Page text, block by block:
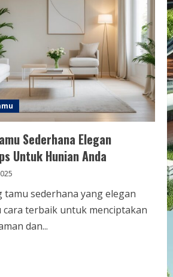
Sederhana Elegan
Untuk Hunian Anda
tamu sederhana yang elegan
cara terbaik untuk menciptakan
dan...